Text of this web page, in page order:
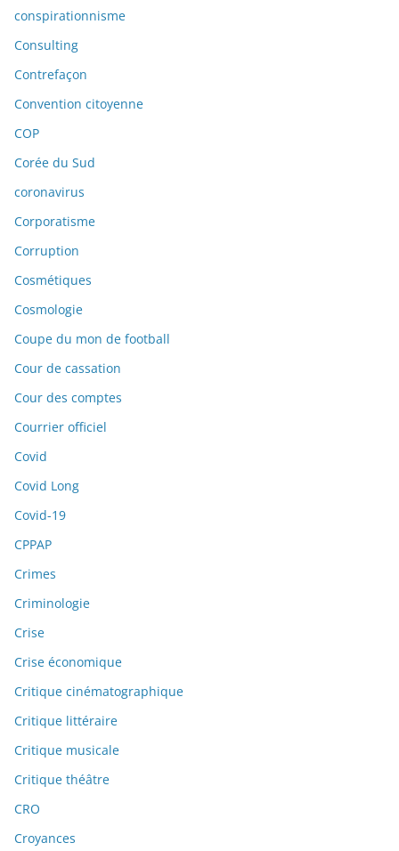
conspirationnisme
Consulting
Contrefaçon
Convention citoyenne
COP
Corée du Sud
coronavirus
Corporatisme
Corruption
Cosmétiques
Cosmologie
Coupe du mon de football
Cour de cassation
Cour des comptes
Courrier officiel
Covid
Covid Long
Covid-19
CPPAP
Crimes
Criminologie
Crise
Crise économique
Critique cinématographique
Critique littéraire
Critique musicale
Critique théâtre
CRO
Croyances